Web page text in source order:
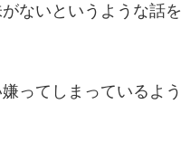
ないというような話を
ってしまっているよう